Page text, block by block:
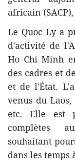
africain
Le Quoc Ly a
d'activité de
Ho Chi Minh
des cadres et
et de l'État.
venus du
etc. Elle est
complètes
souhaitant
dans les temps